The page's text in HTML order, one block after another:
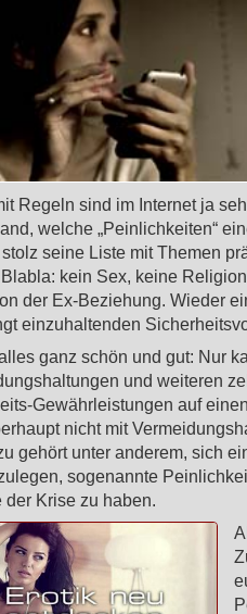
Regeln sind im Internet ja
welche „Peinlichkeiten“
seine Liste mit Themen
kein Sex, keine
der Ex-Beziehung. Wieder
einzuhaltenden
ganz schön und gut: Nur
und weiteren
Gewährleistungen auf
nicht mit
gehört unter anderem, sich
sogenannte
der Krise zu haben.